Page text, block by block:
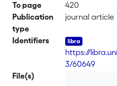
To page
420
Publication
type
journal article
Identifiers
https://
3/60649
File(s)